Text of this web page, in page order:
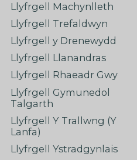
Llyfrgell Machynlleth
Llyfrgell Trefaldwyn
Llyfrgell y Drenewydd
Llyfrgell Llanandras
Llyfrgell Rhaeadr Gwy
Llyfrgell Gymunedol
Talgarth
Llyfrgell Y Trallwng (Y
Lanfa)
Llyfrgell Ystradgynlais